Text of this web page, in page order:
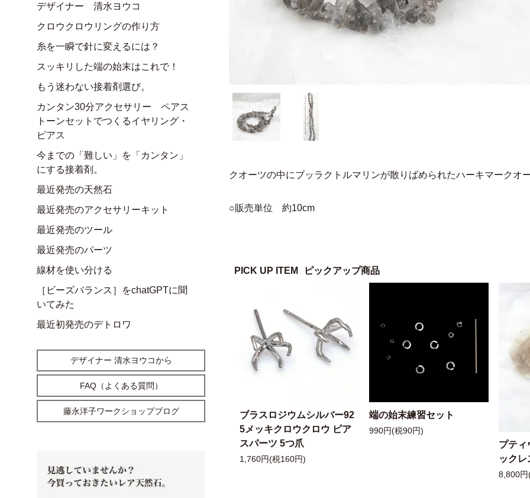
クオーツの中にブッラクトルマリンが散りばめられたハーキマークオ
○販売単位 約10cm
PICK UP ITEM ピックアップ商品
ブラスロジウムシルバー92
5メッキクロウクロウ ピア
スパーツ 5つ爪
1,760円(税160円)
端の始末練習セット
990円(税90円)
プティ
ックレ
8,800
デザイナー 清水ヨウコ
クロウクロウリングの作り方
糸を一瞬で針に変えるには？
スッキリした端の始末はこれで！
もう迷わない接着剤選び。
カンタン30分アクセサリー ペアス
トーンセットでつくるイヤリング・
ピアス
今までの「難しい」を「カンタン」
にする接着剤。
最近発売の天然石
最近発売のアクセサリーキット
最近発売のツール
最近発売のパーツ
線材を使い分ける
［ビーズバランス］をchatGPTに聞
いてみた
最近初発売のデトロワ
デザイナー 清水ヨウコから
FAQ（よくある質問）
藤永洋子ワークショップブログ